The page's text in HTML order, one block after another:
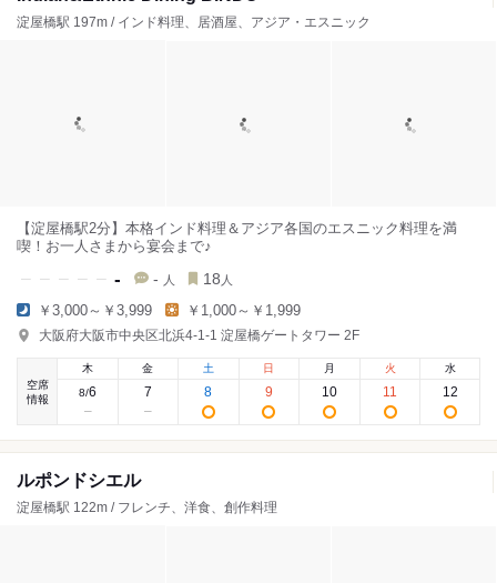
淀屋橋駅 197m / インド料理、居酒屋、アジア・エスニック
【淀屋橋駅2分】本格インド料理＆アジア各国のエスニック料理を満
喫！お一人さまから宴会まで♪
- - 人 18 人
￥3,000～￥3,999 ￥1,000～￥1,999
大阪府大阪市中央区北浜4-1-1 淀屋橋ゲートタワー 2F
空席
情報
木
8/6
金
7
土
8
日
9
月
10
火
11
水
12
ルポンドシエル
淀屋橋駅 122m / フレンチ、洋食、創作料理